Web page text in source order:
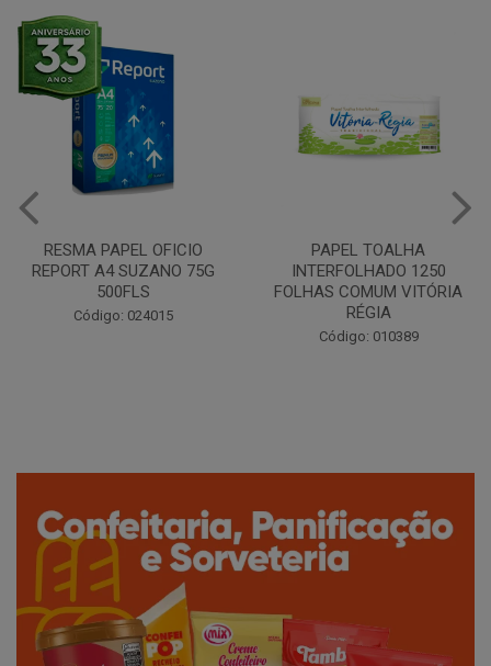
PAPEL TOALHA
INTERFOLHADO 1250
FOLHAS COMUM VITÓRIA
RÉGIA
CAFÉ TORRADO E MOÍDO
CLÁSSICO ALMOFADA 250G
SANTA CLARA
Código: 042389